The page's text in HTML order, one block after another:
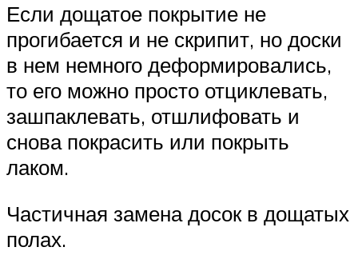
Если дощатое покрытие не
прогибается и не скрипит, но доски
в нем немного деформировались,
то его можно просто отциклевать,
зашпаклевать, отшлифовать и
снова покрасить или покрыть
лаком.
Частичная замена досок в дощатых
полах.